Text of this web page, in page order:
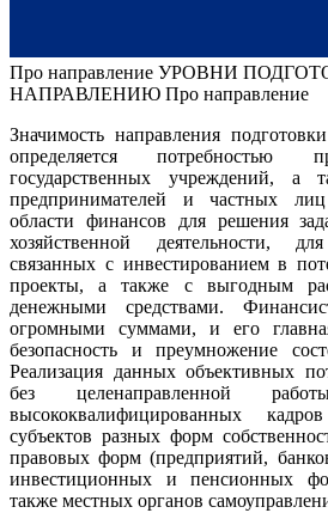
Про направление УРОВНИ
НАПРАВЛЕНИЮ Про направление
Значимость направления
определяется потребностью
государственных учреждений, а
предпринимателей и частных
области финансов для решения
хозяйственной деятельности,
связанных с инвестированием в
проекты, а также с выгодным
денежными средствами.
огромными суммами, и его
безопасность и преумножение
Реализация данных объективных
без целенаправленной
высококвалифицированных
субъектов разных форм
правовых форм (предприятий,
инвестиционных и пенсионных
также местных органов